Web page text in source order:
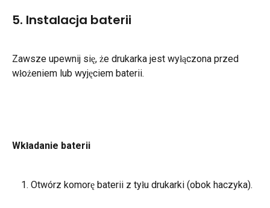
5. Instalacja baterii
Zawsze upewnij się, że drukarka jest wyłączona przed
włożeniem lub wyjęciem baterii.
Wkładanie baterii
Otwórz komorę baterii z tyłu drukarki (obok haczyka).